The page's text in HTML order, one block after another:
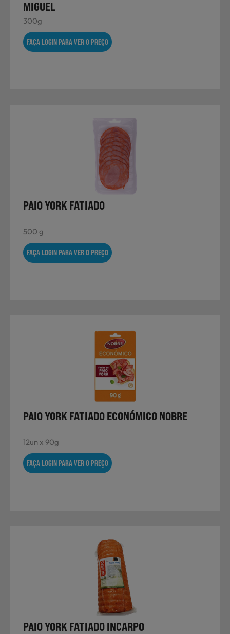
MIGUEL
300g
FAÇA LOGIN PARA VER O PREÇO
PAIO YORK FATIADO
500 g
FAÇA LOGIN PARA VER O PREÇO
PAIO YORK FATIADO ECONÓMICO NOBRE
12un x 90g
FAÇA LOGIN PARA VER O PREÇO
PAIO YORK FATIADO INCARPO